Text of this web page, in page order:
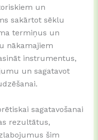
un
sakārtot sēklu
termiņus un
nākamajiem
instrumentus,
un sagatavot
sagatavošanai
rezultātus,
šim